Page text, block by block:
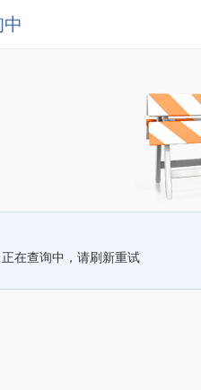
正在查询中，请刷新重试